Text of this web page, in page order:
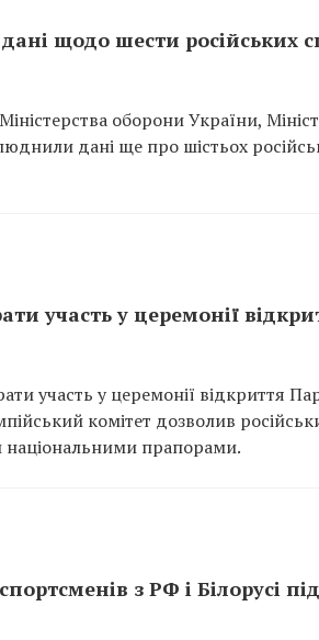
щодо шести російських
оборони України,
дані ще про шістьох
участь у церемонії
участь у церемонії відкриття
комітет дозволив
національними прапорами.
з РФ і Білорусі